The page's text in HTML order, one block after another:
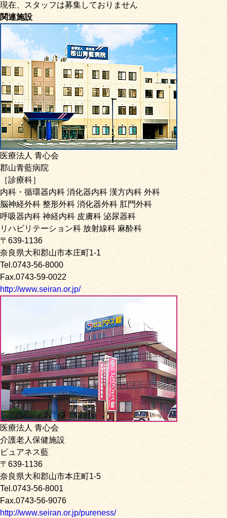
現在、スタッフは募集しておりません
関連施設
医療法人 青心会
郡山青藍病院
［診療科］
内科・循環器内科 消化器内科 漢方内科 外科
脳神経外科 整形外科 消化器外科 肛門外科
呼吸器内科 神経内科 皮膚科 泌尿器科
リハビリテーション科 放射線科 麻酔科
〒639-1136
奈良県大和郡山市本庄町1-1
Tel.0743-56-8000
Fax.0743-59-0022
http://www.seiran.or.jp/
医療法人 青心会
介護老人保健施設
ピュアネス藍
〒639-1136
奈良県大和郡山市本庄町1-5
Tel.0743-56-8001
Fax.0743-56-9076
http://www.seiran.or.jp/pureness/